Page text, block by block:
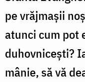
pe vrăjmaşii
atunci cum pot
duhovniceşti?
mânie, să vă